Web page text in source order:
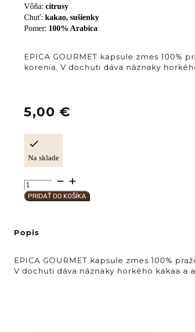
Vôňa: citrusy
Chuť: kakao, sušienky
Pomer: 100% Arabica
EPICA GOURMET kapsule zmes
korenia. V dochuti dáva náznaky
5,00 €
Na sklade
množstvo
Hausbrandt
Káva
EPICA
PRIDAŤ DO KOŠÍKA
Popis
EPICA GOURMET kapsule zmes 100%
V dochuti dáva náznaky horkého kakaa a